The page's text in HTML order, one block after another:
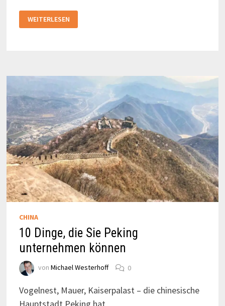
LOHNT
SICH!
WEITERLESEN
CHINA
10 Dinge, die Sie Peking
unternehmen können
von Michael Westerhoff 0
Vogelnest, Mauer, Kaiserpalast – die chinesische